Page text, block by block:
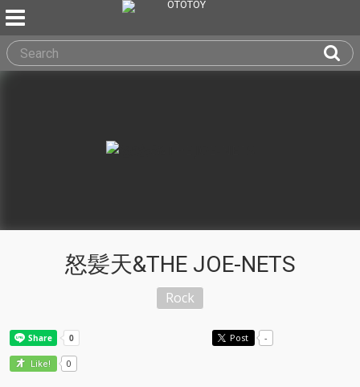
怒髪天&THE JOE-NETS
Rock
Post -
Like! 0